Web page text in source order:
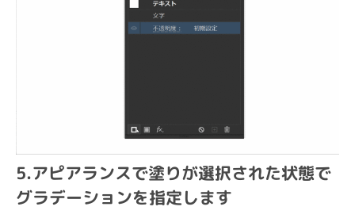
5.アピアランスで塗りが選択された状態で
グラデーションを指定します